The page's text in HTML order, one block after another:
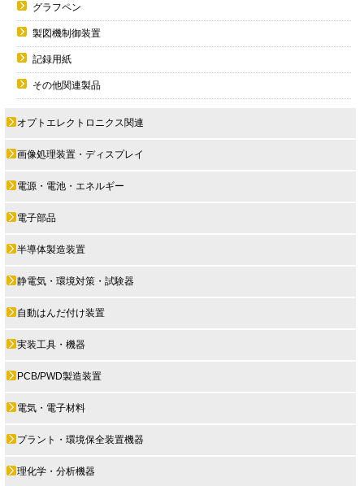
グラフペン
製図機制御装置
記録用紙
その他関連製品
オプトエレクトロニクス関連
画像処理装置・ディスプレイ
電源・電池・エネルギー
電子部品
半導体製造装置
静電気・環境対策・試験器
自動はんだ付け装置
実装工具・機器
PCB/PWD製造装置
電気・電子材料
プラント・環境保全装置機器
理化学・分析機器